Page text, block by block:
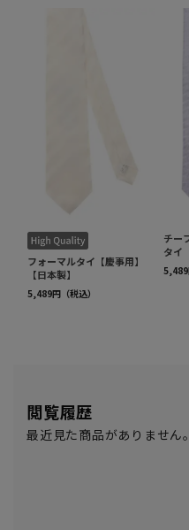
閲覧履歴
最近見た商品がありません。